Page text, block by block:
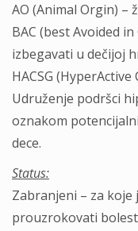
AO (Animal Orgin) –
BAC (best Avoided
izbegavati u dečijoj
HACSG
Udruženje podršci
oznakom
dece.
Status:
Zabranjeni – za koje
prouzrokovati